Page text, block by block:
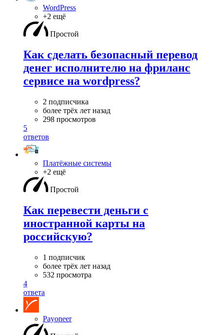
WordPress
+2 ещё
Простой
Как сделать безопасный перевод
денег исполнителю на фриланс
сервисе на wordpress?
2 подписчика
более трёх лет назад
298 просмотров
5
ответов
Платёжные системы
+2 ещё
Простой
Как перевести деньги с
иностранной карты на
российскую?
1 подписчик
более трёх лет назад
532 просмотра
4
ответа
Payoneer